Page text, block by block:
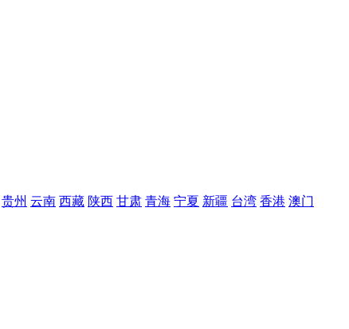
贵州 云南 西藏 陕西 甘肃 青海 宁夏 新疆 台湾 香港 澳门